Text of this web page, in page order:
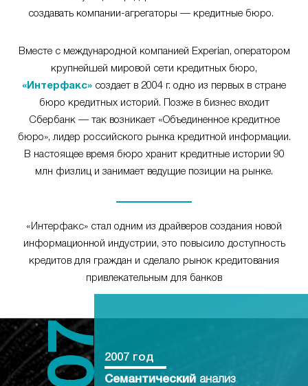
создавать компании-агрегаторы — кредитные бюро.
Вместе с международной компанией Experian, оператором
крупнейшей мировой сети кредитных бюро,
«Интерфакс» создает в 2004 г. одно из первых в стране
бюро кредитных историй. Позже в бизнес входит
Сбербанк — так возникает «Объединенное кредитное
бюро», лидер российского рынка кредитной информации.
В настоящее время бюро хранит кредитные истории 90
млн физлиц и занимает ведущие позиции на рынке.
«Интерфакс» стал одним из драйверов создания новой
информационной индустрии, это повысило доступность
кредитов для граждан и сделало рынок кредитования
привлекательным для банков
2007 год
Семантический анализ